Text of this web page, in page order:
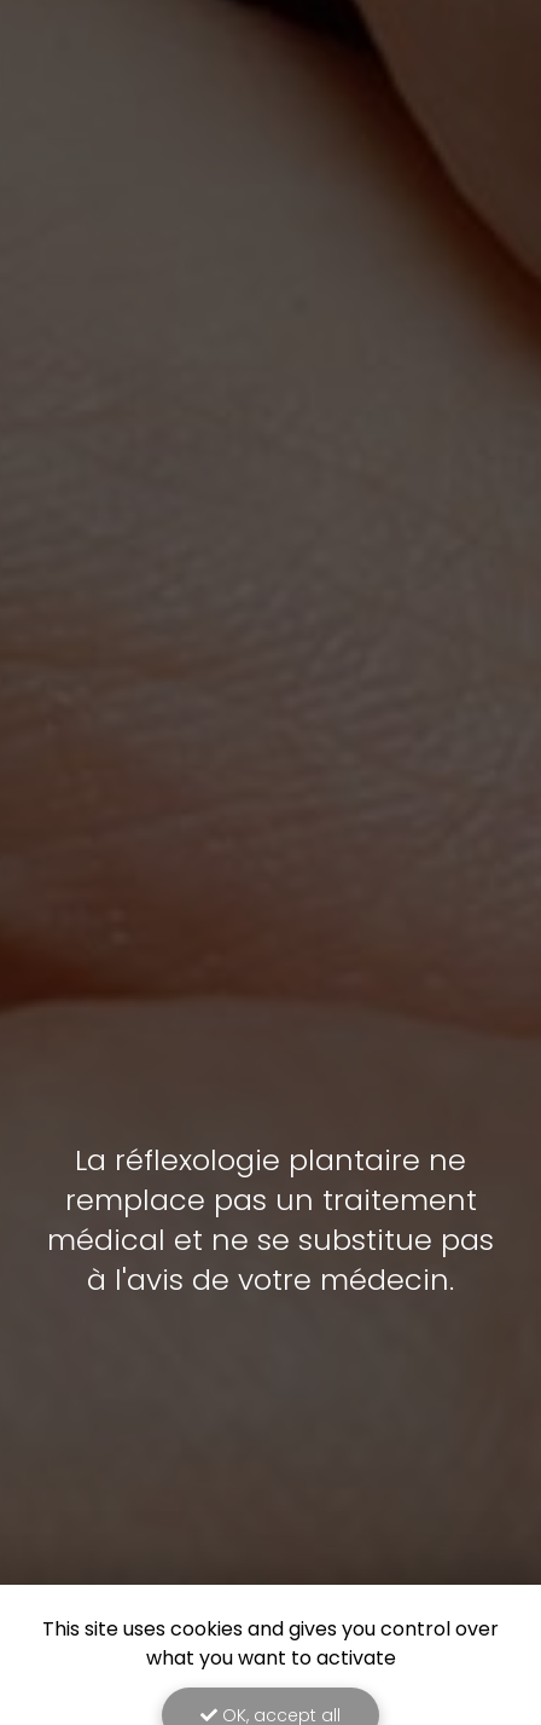
La réflexologie plantaire ne
remplace pas un traitement
médical et ne se substitue pas
à l'avis de votre médecin.
This site uses cookies and gives you control over
what you want to activate
OK, accept all